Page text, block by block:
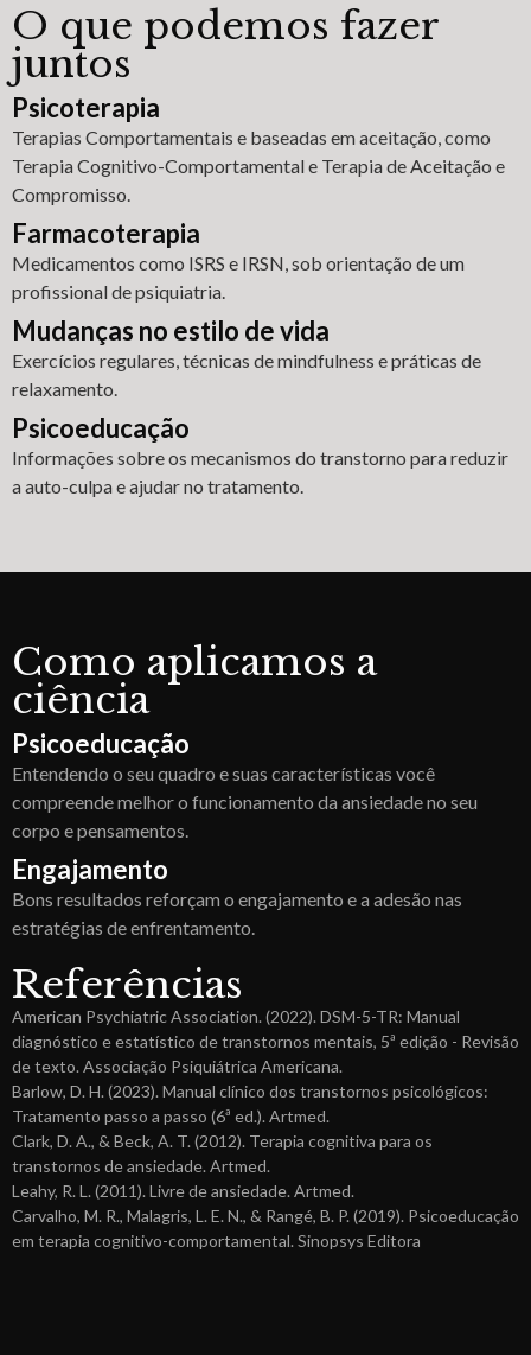
O que podemos fazer
juntos
Psicoterapia
Terapias Comportamentais e baseadas em aceitação, como
Terapia Cognitivo-Comportamental e Terapia de Aceitação e
Compromisso.
Farmacoterapia
Medicamentos como ISRS e IRSN, sob orientação de um
profissional de psiquiatria.
Mudanças no estilo de vida
Exercícios regulares, técnicas de mindfulness e práticas de
relaxamento.
Psicoeducação
Informações sobre os mecanismos do transtorno para reduzir
a auto-culpa e ajudar no tratamento.
Como aplicamos a
ciência
Psicoeducação
Entendendo o seu quadro e suas características você
compreende melhor o funcionamento da ansiedade no seu
corpo e pensamentos.
Engajamento
Bons resultados reforçam o engajamento e a adesão nas
estratégias de enfrentamento.
Referências
American Psychiatric Association. (2022). DSM-5-TR: Manual
diagnóstico e estatístico de transtornos mentais, 5ª edição - Revisão
de texto. Associação Psiquiátrica Americana.
Barlow, D. H. (2023). Manual clínico dos transtornos psicológicos:
Tratamento passo a passo (6ª ed.). Artmed.
Clark, D. A., & Beck, A. T. (2012). Terapia cognitiva para os
transtornos de ansiedade. Artmed.
Leahy, R. L. (2011). Livre de ansiedade. Artmed.
Carvalho, M. R., Malagris, L. E. N., & Rangé, B. P. (2019). Psicoeducação
em terapia cognitivo-comportamental. Sinopsys Editora